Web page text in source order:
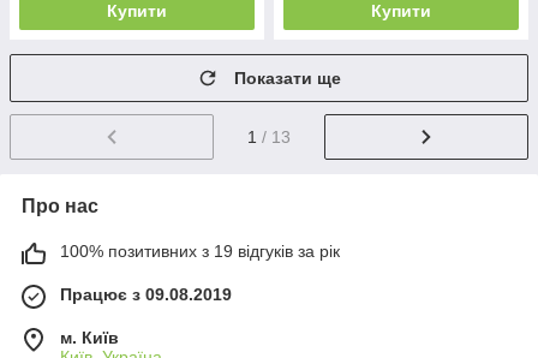
Купити Купити
Показати ще
1 / 13
Про нас
100% позитивних з 19 відгуків за рік
Працює з 09.08.2019
м. Київ